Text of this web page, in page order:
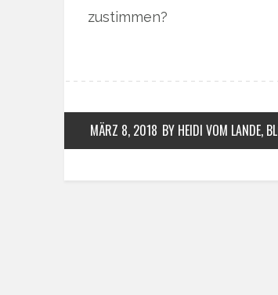
zustimmen?
MÄRZ 8, 2018 BY HEIDI VOM LANDE,